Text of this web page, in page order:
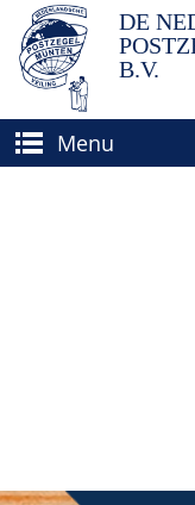
DE
B.V.
Menu